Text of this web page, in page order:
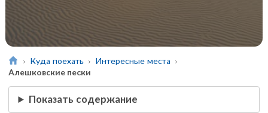
Куда поехать
Интересные места
Алешковские пески
Показать содержание